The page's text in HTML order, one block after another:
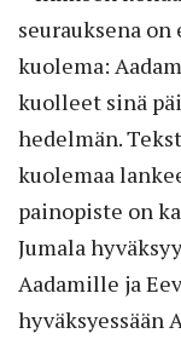
seurauksena
kuolema:
kuolleet sinä
hedelmän.
kuolemaa
painopiste on
Jumala
Aadamille ja
hyväksyessään